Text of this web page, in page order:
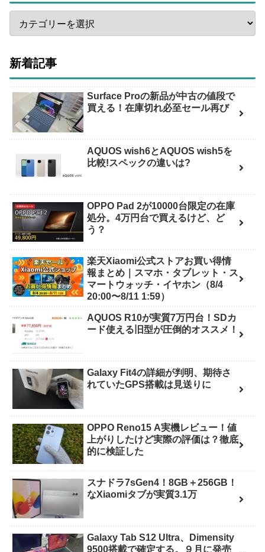
新着記事
Surface Proの新品が中古の値段で
買える！在庫切れ必至セール再び
AQUOS wish6とAQUOS wish5を
比較!スペックの違いは?
OPPO Pad 2が10000台限定の在庫
処分。4万円台で買えるけど、ど
う？
楽天Xiaomi公式ストアお買い得情
報まとめ｜スマホ・タブレット・ス
マートウォッチ・イヤホン（8/4
20:00〜8/11 1:59）
AQUOS R10が実質7万円台！SDカ
ード使える旧型が圧倒的オススメ！
Galaxy Fit4の詳細が判明、期待さ
れていたGPS搭載は見送りに
OPPO Reno15 A実機レビュー！値
上がりしたけど実際の評価は？徹底
的に検証した
スナドラ7sGen4！8GB＋256GB！
なXiaomiタブが実質3.1万
Galaxy Tab S12 Ultra、Dimensity
9500搭載で確定する。９月に発売